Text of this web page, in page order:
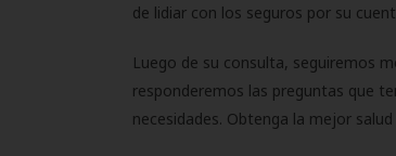
de lidiar con los seguros por su
Luego de su consulta, seguiremos
responderemos las preguntas que
necesidades. Obtenga la mejor